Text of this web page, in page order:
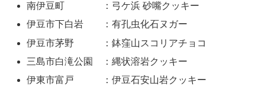
南伊豆町 ：弓ケ浜 砂嘴クッキー
伊豆市下白岩 ：有孔虫化石ヌガー
伊豆市茅野 ：鉢窪山スコリアチョコ
三島市白滝公園 ：縄状溶岩クッキー
伊東市富戸 ：伊豆石安山岩クッキー